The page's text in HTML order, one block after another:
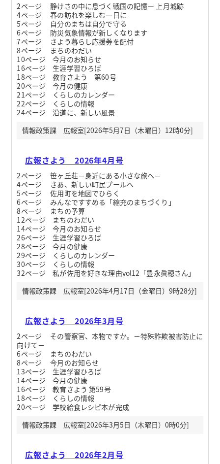
2ページ 静けさの中に息づく戦国の記憶ー 上月城跡
4ページ 春の訪れを楽しむ一日に
5ページ 自分のまちは自分で守る
6ページ 防災気象情報が新しくなります
7ページ さよう暮らし応援券を配付
8ページ まちのわだい
10ページ 今月のお知らせ
16ページ 生涯学習ひろば
18ページ 教育さよう 第60号
20ページ 今月の健康
21ページ くらしのカレンダー
22ページ くらしの情報
24ページ 沿道に、新しい風景
情報政策課 広報室[2026年5月7日（木曜日）12時0分]
広報さよう 2026年4月号
2ページ 笹ヶ丘荘－身近にある小さな旅へ－
4ページ さあ、新しい町民プールへ
5ページ 佐用町を地図でひらく
6ページ みんなですすめる「縮充のまちづくり」
8ページ まちの予算
12ページ まちのわだい
14ページ 今月のお知らせ
26ページ 生涯学習ひろば
28ページ 今月の健康
29ページ くらしのカレンダー
30ページ くらしの情報
32ページ 私が佐用を好きな理由vol12「豊永眞穂さん」
情報政策課 広報室[2026年4月17日（金曜日）9時28分]
広報さよう 2026年3月号
2ページ その警察官、本物ですか。－特殊詐欺被害防止に
向けて－
6ページ まちのわだい
8ページ 今月のお知らせ
13ページ 生涯学習ひろば
14ページ 今月の健康
16ページ 教育さよう 第59号
18ページ くらしの情報
20ページ 学校給食レシピ本が完成
情報政策課 広報室[2026年3月5日（木曜日）0時0分]
広報さよう 2026年2月号